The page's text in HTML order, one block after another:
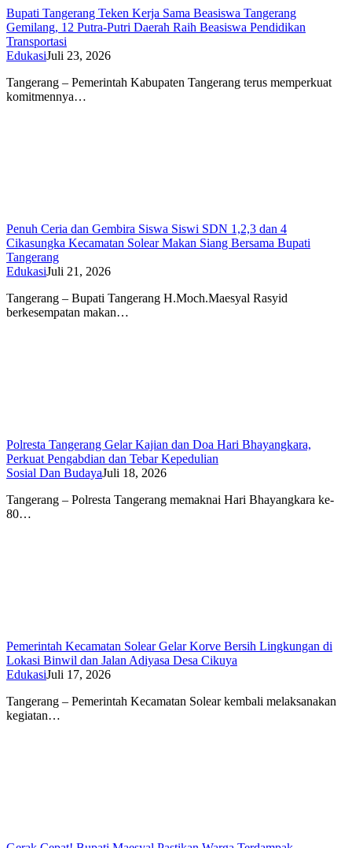
Bupati Tangerang Teken Kerja Sama Beasiswa Tangerang
Gemilang, 12 Putra-Putri Daerah Raih Beasiswa Pendidikan
Transportasi
EdukasiJuli 23, 2026
Tangerang – Pemerintah Kabupaten Tangerang terus memperkuat
komitmennya…
Penuh Ceria dan Gembira Siswa Siswi SDN 1,2,3 dan 4
Cikasungka Kecamatan Solear Makan Siang Bersama Bupati
Tangerang
EdukasiJuli 21, 2026
Tangerang – Bupati Tangerang H.Moch.Maesyal Rasyid
berkesempatan makan…
Polresta Tangerang Gelar Kajian dan Doa Hari Bhayangkara,
Perkuat Pengabdian dan Tebar Kepedulian
Sosial Dan BudayaJuli 18, 2026
Tangerang – Polresta Tangerang memaknai Hari Bhayangkara ke-
80…
Pemerintah Kecamatan Solear Gelar Korve Bersih Lingkungan di
Lokasi Binwil dan Jalan Adiyasa Desa Cikuya
EdukasiJuli 17, 2026
Tangerang – Pemerintah Kecamatan Solear kembali melaksanakan
kegiatan…